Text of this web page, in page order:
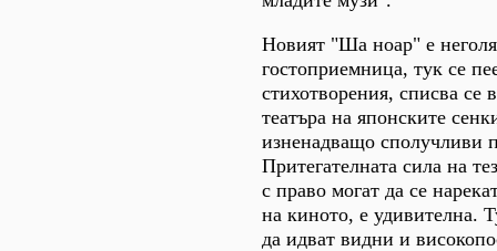
Новият "Ша ноар" е
гостоприемница, тук се
стихотворения, списва се
театъра на японските
изненадващо сполучливи
Притегателната сила на
с право могат да се
на киното, е удивителна.
да идват видни и